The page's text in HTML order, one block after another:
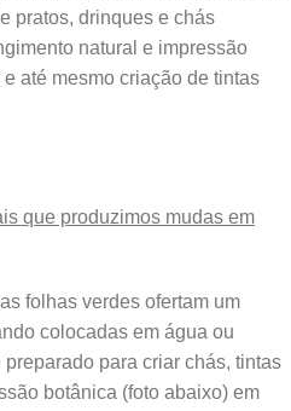
pratos, drinques e chás
natural e impressão
até mesmo criação de tintas
que produzimos mudas em
folhas verdes ofertam um
colocadas em água ou
para criar chás, tintas
botânica (foto abaixo) em